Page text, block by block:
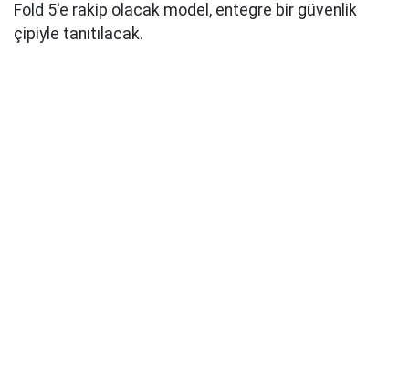
Fold 5'e rakip olacak model, entegre bir güvenlik
çipiyle tanıtılacak.